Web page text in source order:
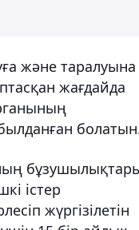
және таралуына
жағдайда
істер
жүргізілетін